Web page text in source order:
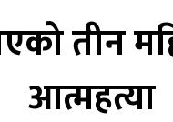
तीन
आत्महत्या